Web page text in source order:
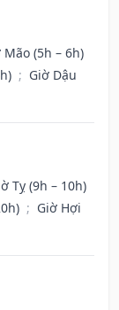
Mão (5h – 6h)
; Giờ Dậu
Tỵ (9h – 10h)
; Giờ Hợi